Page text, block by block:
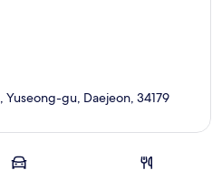
gu, Daejeon, 34179